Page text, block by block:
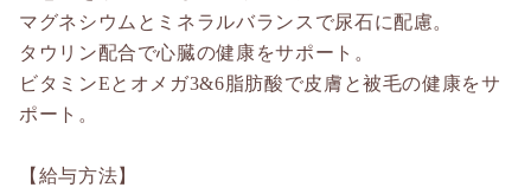
マグネシウムとミネラルバランスで尿石に配慮。
タウリン配合で心臓の健康をサポート。
ビタミンEとオメガ3&6脂肪酸で皮膚と被毛の健康をサ
ポート。
【給与方法】